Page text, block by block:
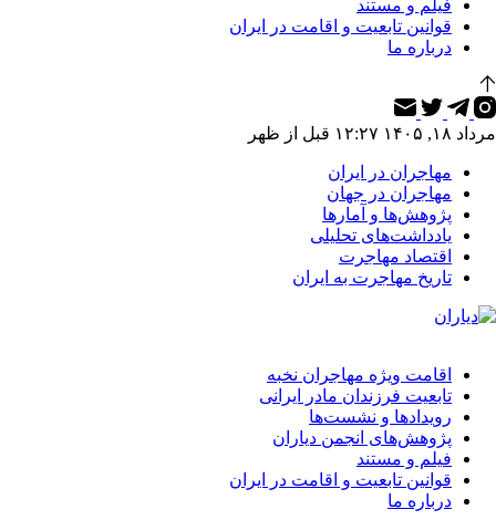
فیلم و مستند
قوانین تابعیت و اقامت در ایران
درباره ما
مرداد ۱۸, ۱۴۰۵ ۱۲:۲۷ قبل از ظهر
مهاجران در ایران
مهاجران در جهان
پژوهش‌ها و آمارها
یادداشت‌های تحلیلی
اقتصاد مهاجرت
تاریخ مهاجرت به ایران
اقامت ویژه مهاجران نخبه
تابعیت فرزندان مادر ایرانی
رویدادها و نشست‌ها
پژوهش‌های انجمن دیاران
فیلم و مستند
قوانین تابعیت و اقامت در ایران
درباره ما